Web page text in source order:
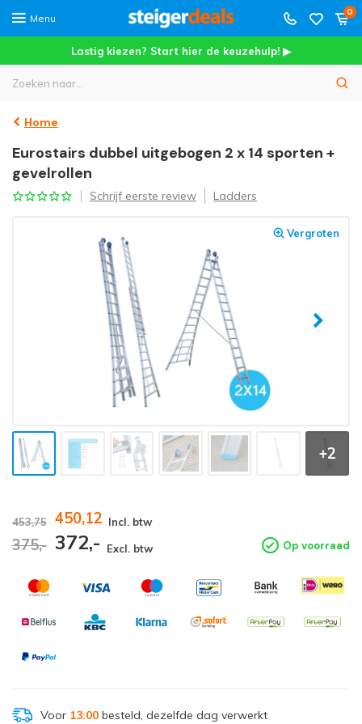
Menu
0
Lastig kiezen? Start hier de keuzehulp! ▶
Home
Eurostairs dubbel uitgebogen 2 x 14 sporten +
gevelrollen
Schrijf eerste review Ladders
Vergroten
+2
453,75 450,12 Incl. btw
375,- 372,- Excl. btw Op voorraad
Voor 13:00besteld, dezelfde dag verwerkt